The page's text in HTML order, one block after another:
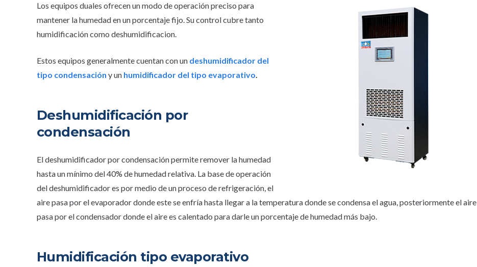
Los equipos duales ofrecen un modo de operación preciso para
mantener la humedad en un porcentaje fijo. Su control cubre tanto
humidificación como deshumidificacion.
Estos equipos generalmente cuentan con un deshumidificador del
tipo condensación y un humidificador del tipo evaporativo.
Deshumidificación por
condensación
El deshumidificador por condensación permite remover la humedad
hasta un mínimo del 40% de humedad relativa. La base de operación
del deshumidificador es por medio de un proceso de refrigeración, el
aire pasa por el evaporador donde este se enfría hasta llegar a la temperatura donde se condensa el agua, posteriormente el aire
pasa por el condensador donde el aire es calentado para darle un porcentaje de humedad más bajo.
Humidificación tipo evaporativo